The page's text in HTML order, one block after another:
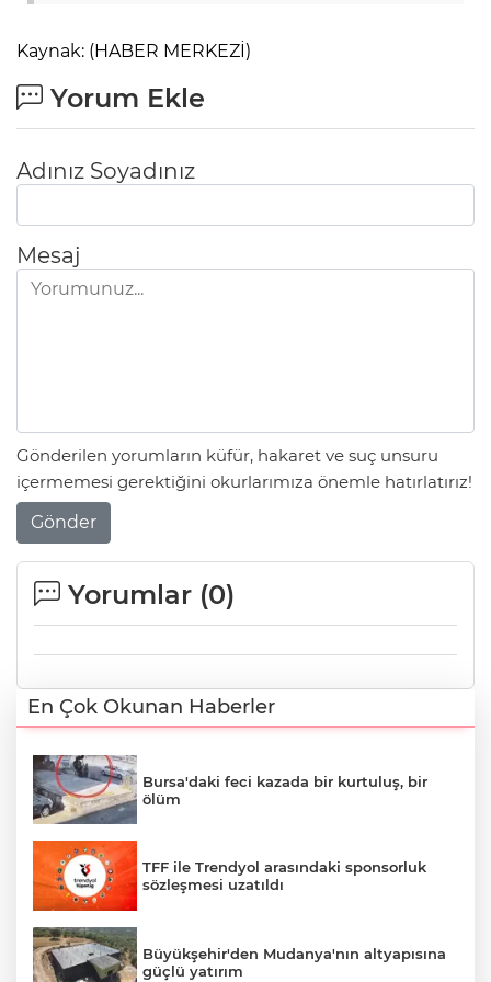
Kaynak: (HABER MERKEZİ)
Yorum Ekle
Adınız Soyadınız
Mesaj
Gönderilen yorumların küfür, hakaret ve suç unsuru
içermemesi gerektiğini okurlarımıza önemle hatırlatırız!
Gönder
Yorumlar (0)
En Çok Okunan Haberler
Bursa'daki feci kazada bir kurtuluş, bir
ölüm
TFF ile Trendyol arasındaki sponsorluk
sözleşmesi uzatıldı
Büyükşehir'den Mudanya'nın altyapısına
güçlü yatırım